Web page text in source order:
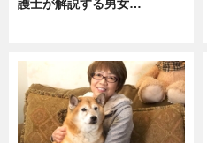
護士が解説する男女…